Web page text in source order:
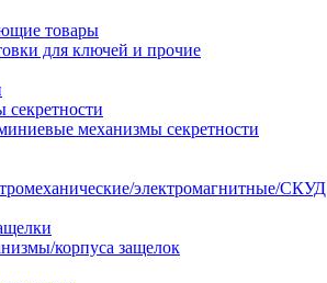
товары
для ключей и прочие
механизмы секретности
электромагнитные/СКУД
корпуса защелок